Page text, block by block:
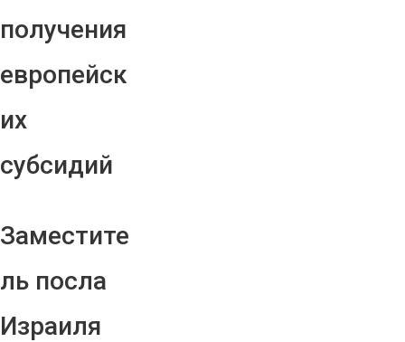
получения
европейск
их
субсидий
Заместите
ль посла
Израиля